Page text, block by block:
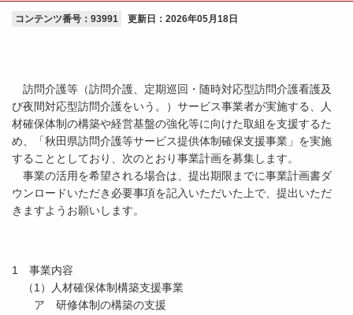
コンテンツ番号：93991 更新日： 2026年05月18日
訪問介護等（訪問介護、定期巡回・随時対応型訪問介護看護及
び夜間対応型訪問介護をいう。）サービス事業者が実施する、人
材確保体制の構築や経営基盤の強化等に向けた取組を支援するた
め、「秋田県訪問介護等サービス提供体制確保支援事業」を実施
することとしており、次のとおり事業計画を募集します。
事業の活用を希望される場合は、提出期限までに事業計画書ダ
ウンロードいただき必要事項を記入いただいた上で、提出いただ
きますようお願いします。
1 事業内容
（1）人材確保体制構築支援事業
ア 研修体制の構築の支援